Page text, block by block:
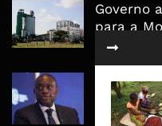
Governo
para a
operações
CEO do
Governo
facilite